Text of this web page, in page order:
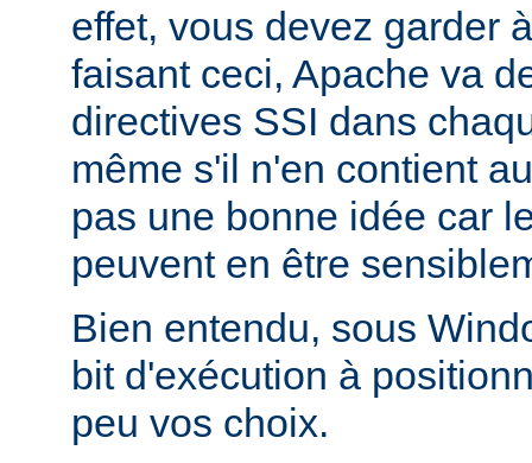
effet, vous devez garder
faisant ceci, Apache va
directives SSI dans
même s'il n'en contient
pas une bonne idée car
peuvent en être
Bien entendu, sous
bit d'exécution à
peu vos choix.